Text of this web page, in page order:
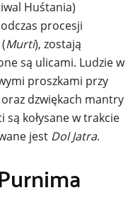
Huśtania)
procesji
Murti), zostają
są ulicami. Ludzie w
proszkami przy
oraz dzwiękach mantry
są kołysane w trakcie
jest Dol Jatra.